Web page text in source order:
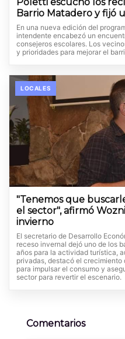
Barrio Matadero y fijó
En una nueva edición del
intendente encabezó un
consejeros escolares. Los
y prioridades para mejorar el
LOCALES
"Tenemos que
el sector", afirmó
invierno
El secretario de Desarrollo
receso invernal dejó uno de los
años para la actividad turística,
privadas, destacó el
para impulsar el consumo y
sector para revertir el escenario.
Comentarios